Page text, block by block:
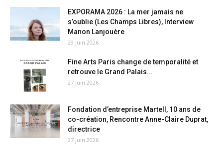
EXPORAMA 2026 : La mer jamais ne
s’oublie (Les Champs Libres), Interview
Manon Lanjouère
29 juin 2026
Fine Arts Paris change de temporalité et
retrouve le Grand Palais...
27 juin 2026
Fondation d’entreprise Martell, 10 ans de
co-création, Rencontre Anne-Claire Duprat,
directrice
27 juin 2026